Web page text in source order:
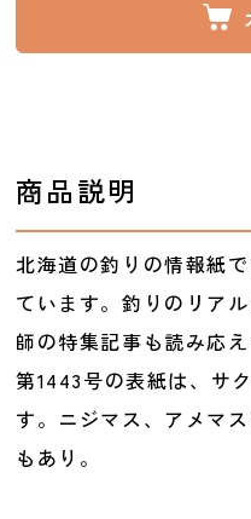
商品説明
北海道の釣りの情報紙
ています。釣りのリア
師の特集記事も読み応え
第1443号の表紙は、サ
す。ニジマス、アメマ
もあり。